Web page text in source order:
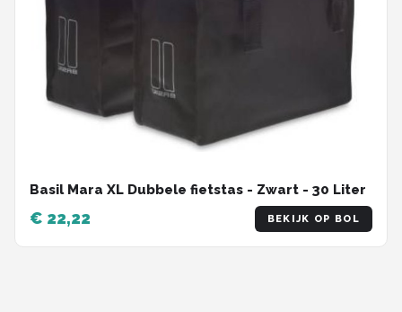
Basil Mara XL Dubbele fietstas - Zwart - 30 Liter
€ 22,22 BEKIJK OP BOL